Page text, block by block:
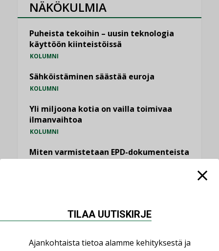
NÄKÖKULMIA
Puheista tekoihin – uusin teknologia
käyttöön kiinteistöissä
KOLUMNI
Sähköistäminen säästää euroja
KOLUMNI
Yli miljoona kotia on vailla toimivaa
ilmanvaihtoa
KOLUMNI
Miten varmistetaan EPD-dokumenteista
KATSO KAIKKI
TILAA UUTISKIRJE
Ajankohtaista tietoa alamme kehityksestä ja